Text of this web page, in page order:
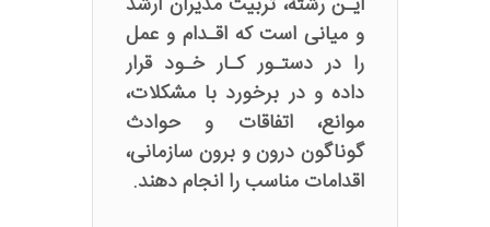
و میانی است که اقـدام و عمل
را در دستـور کـار خـود قرار
داده و در برخورد با مشکلات،
موانع، اتفاقات و حوادث
گوناگون درون و برون سازمانی،
اقدامات مناسب را انجام دهند.